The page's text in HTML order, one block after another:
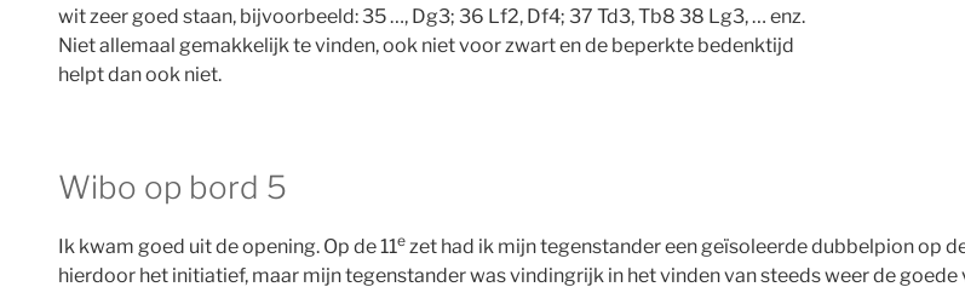
wit zeer goed staan, bijvoorbeeld: 35 …, Dg3; 36 Lf2, Df4; 37 Td3, Tb8 38 Lg3, … enz.
Niet allemaal gemakkelijk te vinden, ook niet voor zwart en de beperkte bedenktijd
helpt dan ook niet.
Wibo op bord 5
Ik kwam goed uit de opening. Op de 11e zet had ik mijn tegenstander een geïsoleerde dubbelpion op
hierdoor het initiatief, maar mijn tegenstander was vindingrijk in het vinden van steeds weer de